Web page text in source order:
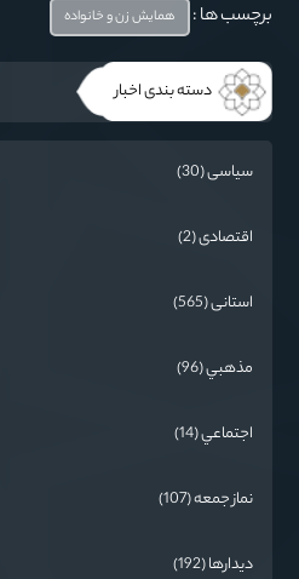
برچسب ها : همایش زن و خانواده
دسته بندی اخبار
سیاسی (30)
اقتصادی (2)
استانی (565)
مذهبي (96)
اجتماعي (14)
نماز جمعه (107)
دیدارها (192)